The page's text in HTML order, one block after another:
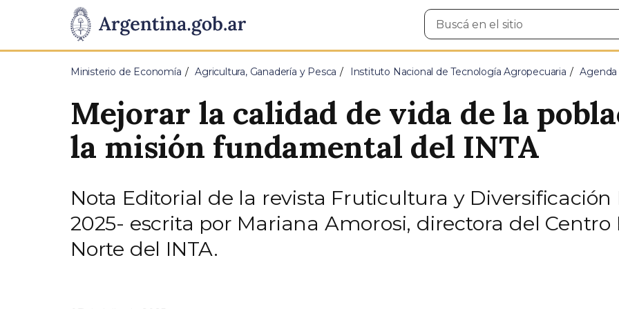
Presidencia
de
Pasar al contenido principal
Buscar
en
Ministerio de Economía Agricultura, Ganadería y Pesca Instituto Nacional de Tecnología Agropecuaria Agenda
Mejorar la calidad de vida de la
la misión fundamental del INTA
Nota Editorial de la revista Fruticultura y
2025- escrita por Mariana Amorosi, directora del
Norte del INTA.